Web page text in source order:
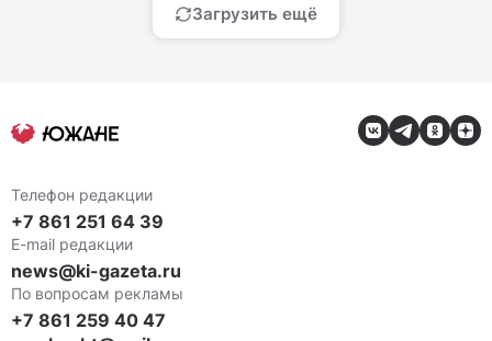
Загрузить ещё
Телефон редакции
+7 861 251 64 39
E-mail редакции
news@ki-gazeta.ru
По вопросам рекламы
+7 861 259 40 47